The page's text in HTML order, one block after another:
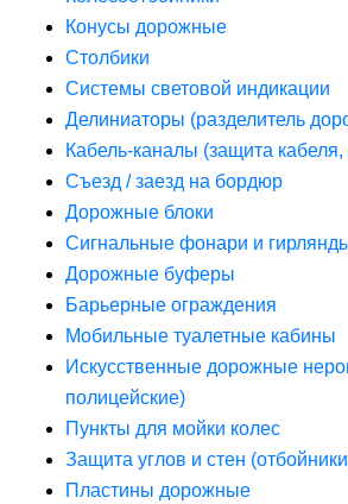
Конусы дорожные
Столбики
Системы световой индикации
Делиниаторы (разделитель
Кабель-каналы (защита
Съезд / заезд на бордюр
Дорожные блоки
Сигнальные фонари и
Дорожные буферы
Барьерные ограждения
Мобильные туалетные кабины
Искусственные дорожные
полицейские)
Пункты для мойки колес
Защита углов и стен
Пластины дорожные